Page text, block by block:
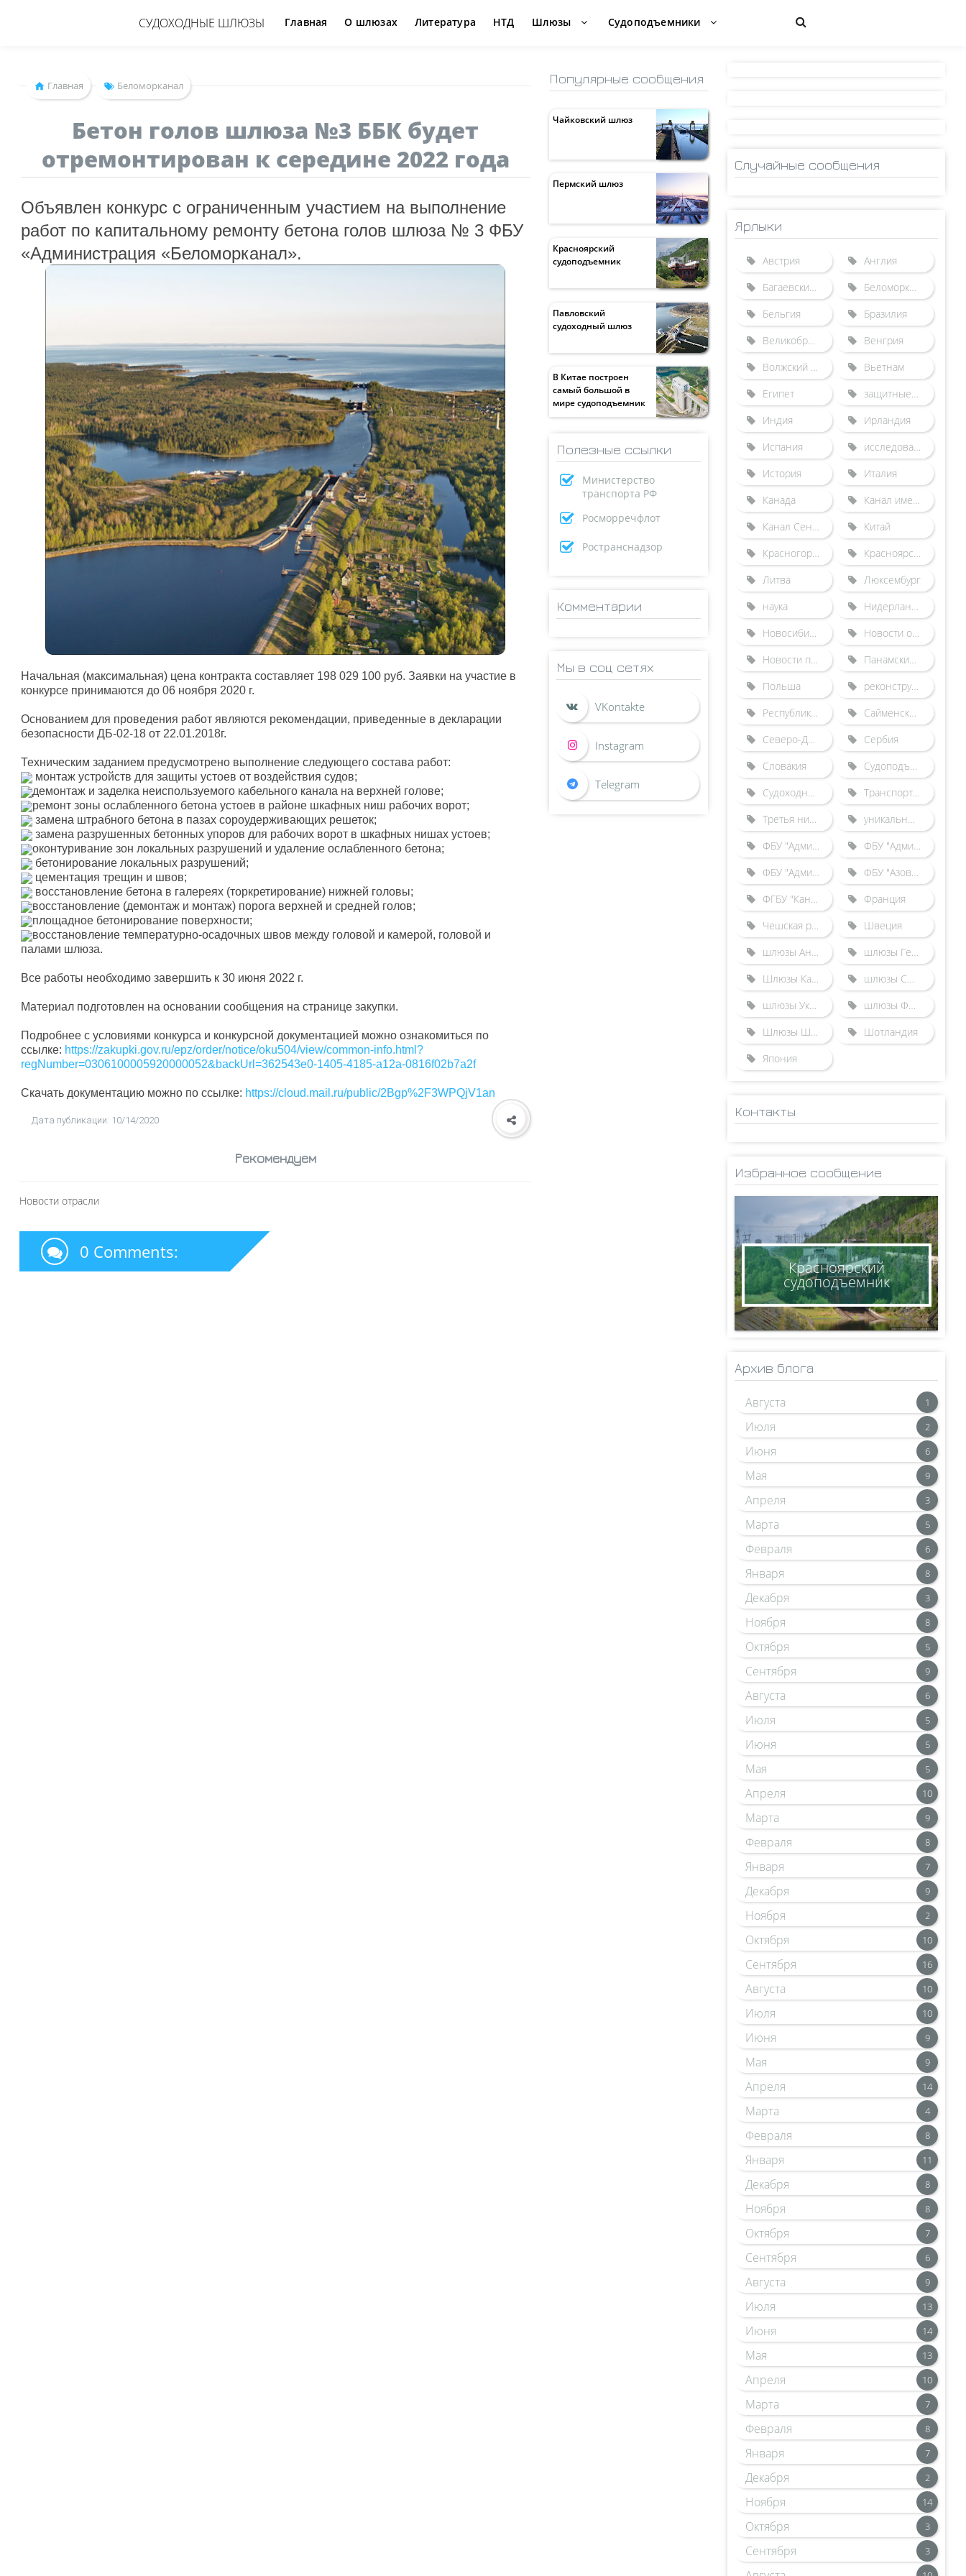
СУДОХОДНЫЕ ШЛЮЗЫ Главная О шлюзах Литература НТД Шлюзы Судоподъемники
Главная Беломорканал
Бетон голов шлюза №3 ББК будет
отремонтирован к середине 2022 года
Объявлен конкурс с ограниченным участием на выполнение
работ по капитальному ремонту бетона голов шлюза № 3 ФБУ
«Администрация «Беломорканал».
Начальная (максимальная) цена контракта составляет 198 029 100 руб. Заявки на участие в
конкурсе принимаются до 06 ноября 2020 г.
Основанием для проведения работ являются рекомендации, приведенные в декларации
безопасности ДБ-02-18 от 22.01.2018г.
Техническим заданием предусмотрено выполнение следующего состава работ:
монтаж устройств для защиты устоев от воздействия судов;
демонтаж и заделка неиспользуемого кабельного канала на верхней голове;
ремонт зоны ослабленного бетона устоев в районе шкафных ниш рабочих ворот;
замена штрабного бетона в пазах сороудерживающих решеток;
замена разрушенных бетонных упоров для рабочих ворот в шкафных нишах устоев;
оконтуривание зон локальных разрушений и удаление ослабленного бетона;
бетонирование локальных разрушений;
цементация трещин и швов;
восстановление бетона в галереях (торкретирование) нижней головы;
восстановление (демонтаж и монтаж) порога верхней и средней голов;
площадное бетонирование поверхности;
восстановление температурно-осадочных швов между головой и камерой, головой и
палами шлюза.
Все работы необходимо завершить к 30 июня 2022 г.
Материал подготовлен на основании сообщения на странице закупки.
Подробнее с условиями конкурса и конкурсной документацией можно ознакомиться по
ссылке: https://zakupki.gov.ru/epz/order/notice/oku504/view/common-info.html?
regNumber=0306100005920000052&backUrl=362543e0-1405-4185-a12a-0816f02b7a2f
Скачать документацию можно по ссылке: https://cloud.mail.ru/public/2Bgp%2F3WPQjV1an
Дата публикации: 10/14/2020
Рекомендуем
Новости отрасли
0 Comments:
Популярные сообщения
Чайковский шлюз
Пермский шлюз
Красноярский
судоподъемник
Павловский
судоходный шлюз
В Китае построен
самый большой в
мире судоподъемник
Полезные ссылки
Министерство
транспорта РФ
Росморречфлот
Ространснадзор
Комментарии
Мы в соц сетях
Случайные сообщения
Ярлыки
Австрия
Англия
Багаевский гидроузел
Беломорканал
Бельгия
Бразилия
Великобритания
Венгрия
Волжский бассейн
Вьетнам
Египет
защитные сооружения от наводнений
Индия
Ирландия
Испания
исследования
История
Италия
Канада
Канал имени Москвы
Канал Сена-Северная Европа
Китай
Красногорский гидроузел
Красноярский судоподъемник
Литва
Люксембург
наука
Нидерланды
Новосибирский шлюз
Новости отрасли
Новости по зарубежным шлюзам
Панамский канал
Польша
реконструкция Городецкого гидроузла
Республика Беларусь
Сайменский канал
Северо-Двинская шлюзованная система
Сербия
Словакия
Судоподъемники
Судоходные каналы
Транспортные происшествия
Третья нитка Городецкого шлюза
уникальные гидротехнические сооружения
ФБУ "Администрация "Волго-Балт"
ФБУ "Администрация "Волго-Дон"
ФБУ "Администрация "Камводпуть"
ФБУ "Азово-Донская бассейновая администрация"
ФГБУ "Канал имени Москвы"
Франция
Чешская республика
Швеция
шлюзы Англии
шлюзы Германии
Шлюзы Казахстана
шлюзы США
шлюзы Украины
шлюзы Франции
Шлюзы Швейцарии
Шотландия
Япония
Контакты
КСЕНОФОНТОВ
ksen_nm@mail.ru
Избранное сообщение
Красноярский
судоподъемник
Архив блога
Августа 1
Июля 2
Июня 6
Мая 9
Апреля 3
Марта 5
Февраля 6
Января 8
Декабря 3
Ноября 8
Октября 5
Сентября 9
Августа 6
Июля 5
Июня 5
Мая 5
Апреля 10
Марта 9
Февраля 8
Января 7
Декабря 9
Ноября 2
Октября 10
Сентября 16
Августа 10
Июля 10
Июня 9
Мая 9
Апреля 14
Марта 4
Февраля 8
Января 11
Декабря 8
Ноября 8
Октября 7
Сентября 6
Августа 9
Июля 13
Июня 14
Мая 13
Апреля 10
Марта 7
Февраля 8
Января 7
Декабря 2
Ноября 14
Октября 3
Сентября 3